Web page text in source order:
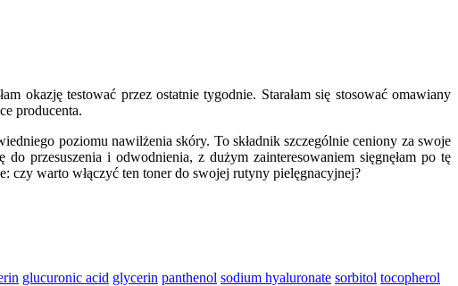
okazję testować przez ostatnie tygodnie. Starałam się stosować omawiany
producenta.
poziomu nawilżenia skóry. To składnik szczególnie ceniony za swoje
przesuszenia i odwodnienia, z dużym zainteresowaniem sięgnęłam po tę
czy warto włączyć ten toner do swojej rutyny pielęgnacyjnej?
glucuronic acid glycerin panthenol sodium hyaluronate sorbitol tocopherol